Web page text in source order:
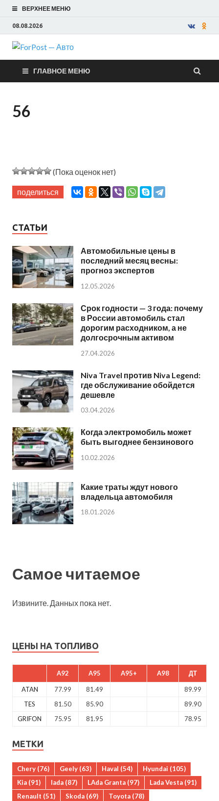
ВЕРХНЕЕ МЕНЮ
08.08.2026
ForPost —
Авто
ГЛАВНОЕ МЕНЮ
56
(Пока оценок нет)
поделиться
СТАТЬИ
Автомобильные цены в
последний месяц весны:
прогноз экспертов
12.05.2026
Срок годности — 3 года: почему
в России автомобиль стал
дорогим расходником, а не
долгосрочным активом
27.04.2026
Niva Travel против Niva Legend:
где обслуживание обойдется
дешевле
03.04.2026
Когда электромобиль может
быть выгоднее бензинового
10.02.2026
Какие траты ждут нового
владельца автомобиля
18.01.2026
Самое читаемое
Извините. Данных пока нет.
ЦЕНЫ НА ТОПЛИВО
A92 A95 A95+ A98 ДТ
ATAN 77.99 81.49
89.99
TES
81.50 85.90
89.90
GRIFON
75.95 81.95 78.95
МЕТКИ
Chery (76) Geely (63) Haval (54) Hyundai (105)
Kia (91) lada (87) LAda Granta (97) Lada Vesta (91)
Renault (51) Skoda (69) Toyota (78)